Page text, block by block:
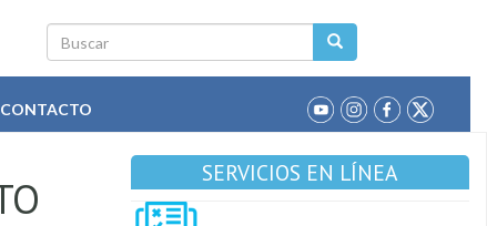
Buscar
CONTACTO
SERVICIOS EN LÍNEA